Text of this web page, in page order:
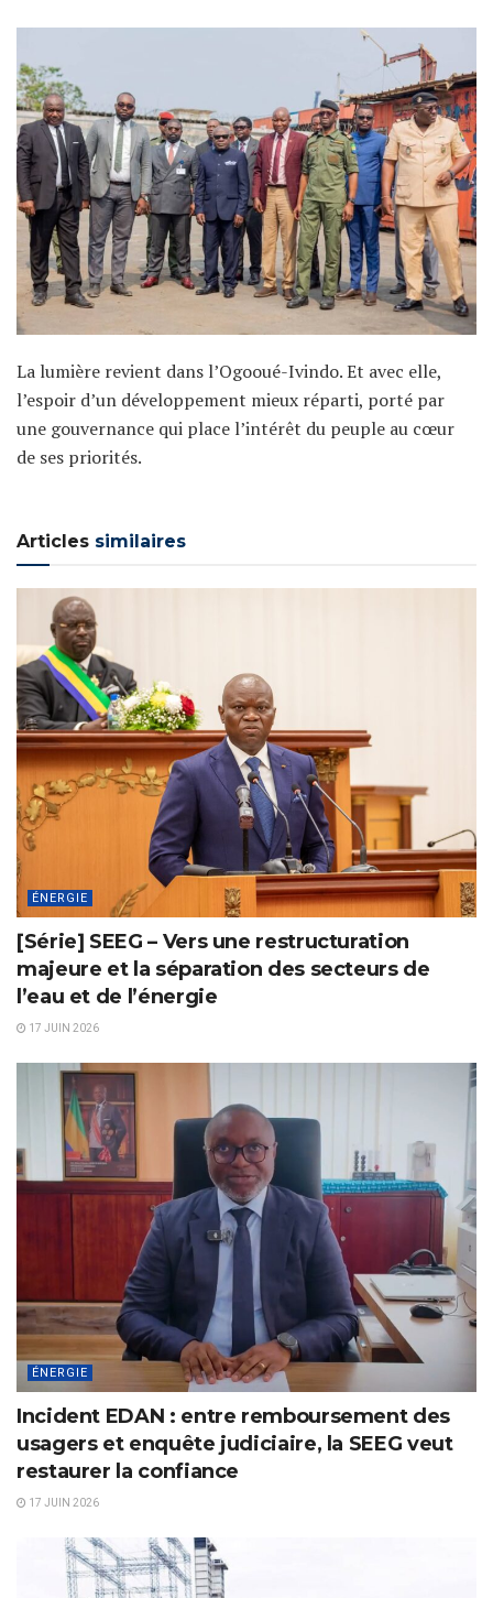
La lumière revient dans l’Ogooué-Ivindo. Et avec elle,
l’espoir d’un développement mieux réparti, porté par
une gouvernance qui place l’intérêt du peuple au cœur
de ses priorités.
Articles similaires
ÉNERGIE
[Série] SEEG – Vers une restructuration
majeure et la séparation des secteurs de
l’eau et de l’énergie
17 JUIN 2026
ÉNERGIE
Incident EDAN : entre remboursement des
usagers et enquête judiciaire, la SEEG veut
restaurer la confiance
17 JUIN 2026